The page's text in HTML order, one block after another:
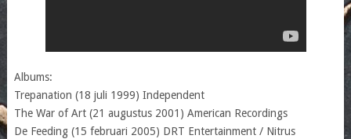
Albums:
Trepanation (18 juli 1999) Independent
The War of Art (21 augustus 2001) American Recordings
De Feeding (15 februari 2005) DRT Entertainment / Nitrus